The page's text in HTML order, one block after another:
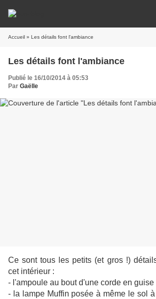
Accueil » Les détails font l'ambiance
Les détails font l'ambiance
Publié le 16/10/2014 à 05:53
Par Gaëlle
Ce sont tous les petits (et gros !)
cet intérieur :
- l'ampoule au bout d'une corde en
- la lampe Muffin posée à même le sol